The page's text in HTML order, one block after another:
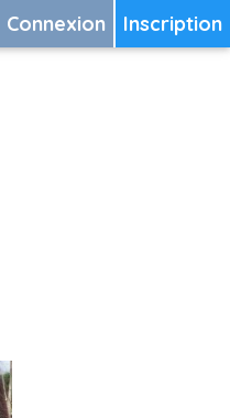
Inscription
Connexion